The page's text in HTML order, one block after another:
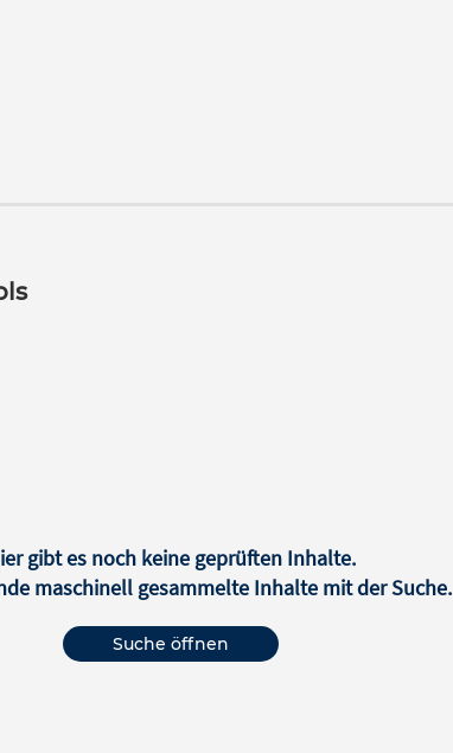
gibt es noch keine geprüften Inhalte.
maschinell gesammelte Inhalte mit der Suche.
Suche öffnen